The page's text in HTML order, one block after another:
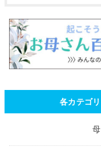
各カテゴ